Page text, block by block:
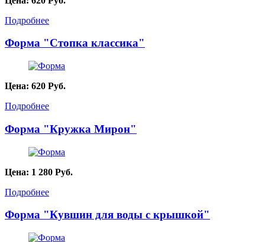
Подробнее
Форма "Стопка классика"
Цена: 620 Руб.
Подробнее
Форма "Кружка Мирон"
Цена: 1 280 Руб.
Подробнее
Форма "Кувшин для воды с крышкой"